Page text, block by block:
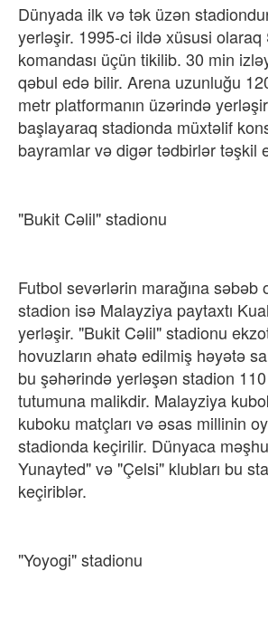
Dünyada ilk və tək üzən
yerləşir. 1995-ci ildə xüsusi olaraq
komandası üçün tikilib. 30 min
qəbul edə bilir. Arena uzunluğu
metr platformanın üzərində
başlayaraq stadionda müxtəlif
bayramlar və digər tədbirlər təşkil
"Bukit Cəlil" stadionu
Futbol sevərlərin marağına səbəb
stadion isə Malayziya paytaxtı
yerləşir. "Bukit Cəlil" stadionu
hovuzların əhatə edilmiş həyətə
bu şəhərində yerləşən stadion
tutumuna malikdir. Malayziya
kuboku matçları və əsas millinin
stadionda keçirilir. Dünyaca
Yunayted" və "Çelsi" klubları bu
keçiriblər.​
"Yoyogi" stadionu